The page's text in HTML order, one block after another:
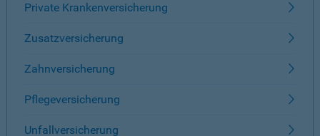
Private Krankenversicherung
Zusatzversicherung
Zahnversicherung
Pflegeversicherung
Unfallversicherung